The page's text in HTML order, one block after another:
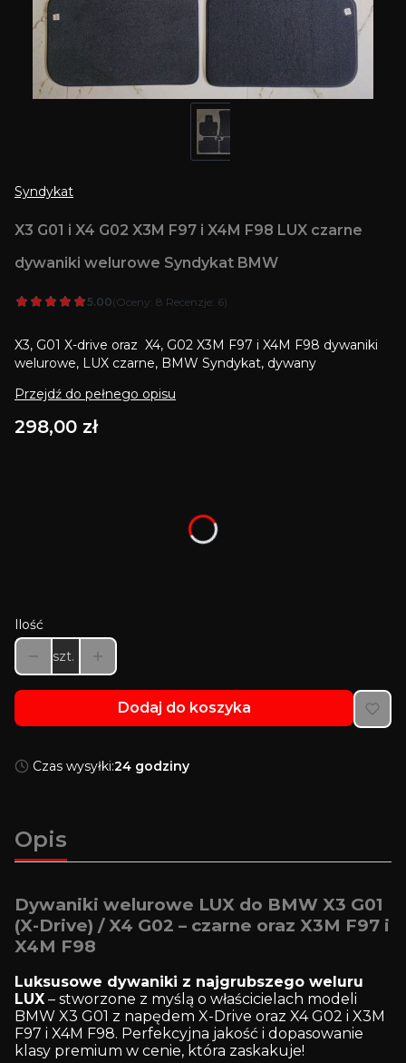
Syndykat
X3 G01 i X4 G02 X3M F97 i X4M F98 LUX czarne
dywaniki welurowe Syndykat BMW
5.00(Oceny: 8 Recenzje: 6)
X3, G01 X-drive oraz X4, G02 X3M F97 i X4M F98 dywaniki
welurowe, LUX czarne, BMW Syndykat, dywany
Przejdź do pełnego opisu
Cena
298,00 zł
Ilość
szt.
Dodaj do koszyka
Czas wysyłki:24 godziny
Opis
Dywaniki welurowe LUX do BMW X3 G01
(X-Drive) / X4 G02 – czarne oraz X3M F97 i
X4M F98
Luksusowe dywaniki z najgrubszego weluru
LUX – stworzone z myślą o właścicielach modeli
BMW X3 G01 z napędem X-Drive oraz X4 G02 i X3M
F97 i X4M F98. Perfekcyjna jakość i dopasowanie
klasy premium w cenie, która zaskakuje!